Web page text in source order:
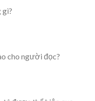
gì?
cho người đọc?